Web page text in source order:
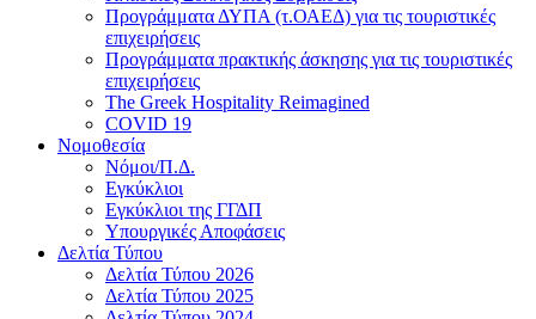
Προγράμματα ΔΥΠΑ (τ.ΟΑΕΔ) για τις τουριστικές
επιχειρήσεις
Προγράμματα πρακτικής άσκησης για τις τουριστικές
επιχειρήσεις
The Greek Hospitality Reimagined
COVID 19
Νομοθεσία
Νόμοι/Π.Δ.
Εγκύκλιοι
Εγκύκλιοι της ΓΓΔΠ
Υπουργικές Αποφάσεις
Δελτία Τύπου
Δελτία Τύπου 2026
Δελτία Τύπου 2025